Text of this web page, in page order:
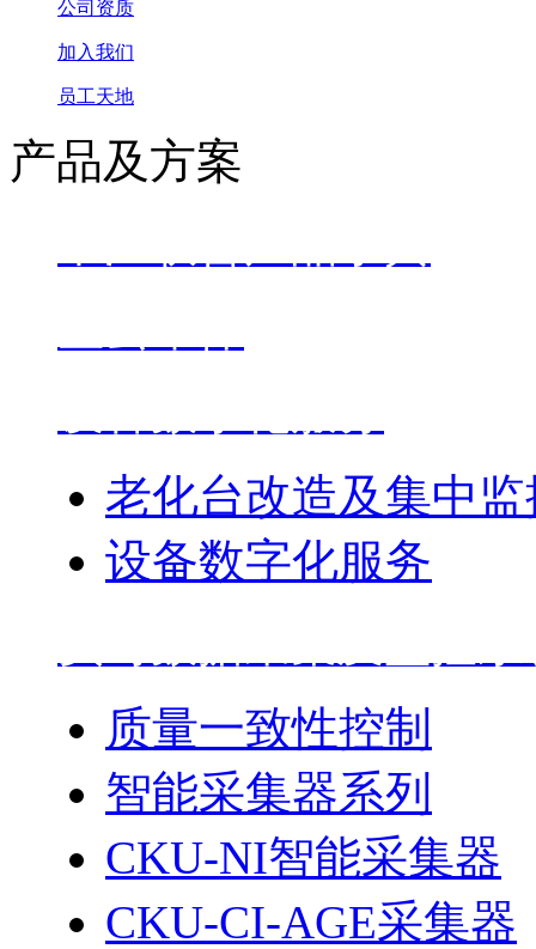
公司资质
加入我们
员工天地
产品及方案
老化台改造及集中监
设备数字化服务
质量一致性控制
智能采集器系列
CKU-NI智能采集器
CKU-CI-AGE采集器